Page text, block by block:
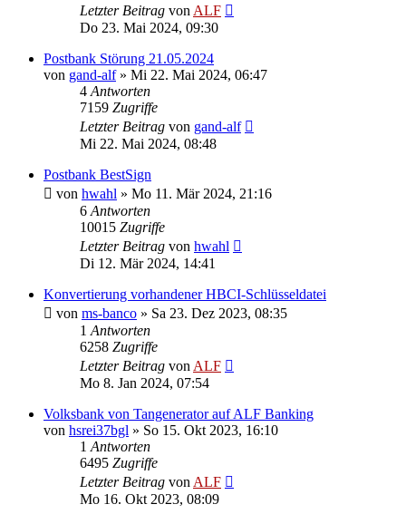
Letzter Beitrag von ALF
Do 23. Mai 2024, 09:30
Postbank Störung 21.05.2024
von gand-alf» Mi 22. Mai 2024, 06:47
4 Antworten
7159 Zugriffe
Letzter Beitrag von gand-alf
Mi 22. Mai 2024, 08:48
Postbank BestSign
von hwahl » Mo 11. Mär 2024, 21:16
6 Antworten
10015 Zugriffe
Letzter Beitrag von hwahl
Di 12. Mär 2024, 14:41
Konvertierung vorhandener HBCI-Schlüsseldatei
von ms-banco » Sa 23. Dez 2023, 08:35
1 Antworten
6258 Zugriffe
Letzter Beitrag von ALF
Mo 8. Jan 2024, 07:54
Volksbank von Tangenerator auf ALF Banking
von hsrei37bgl » So 15. Okt 2023, 16:10
1 Antworten
6495 Zugriffe
Letzter Beitrag von ALF
Mo 16. Okt 2023, 08:09